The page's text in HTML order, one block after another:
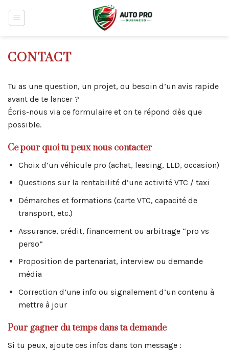
CONTACT
Tu as une question, un projet, ou besoin d’un avis rapide
avant de te lancer ?
Écris-nous via ce formulaire et on te répond dès que
possible.
Ce pour quoi tu peux nous contacter
Choix d’un véhicule pro (achat, leasing, LLD, occasion)
Questions sur la rentabilité d’une activité VTC / taxi
Démarches et formations (carte VTC, capacité de
transport, etc.)
Assurance, crédit, financement ou arbitrage “pro vs
perso”
Proposition de partenariat, interview ou demande
média
Correction d’une info ou signalement d’un contenu à
mettre à jour
Pour gagner du temps dans ta demande
Si tu peux, ajoute ces infos dans ton message :